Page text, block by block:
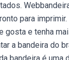
para
gosta e tenha
a bandeira do